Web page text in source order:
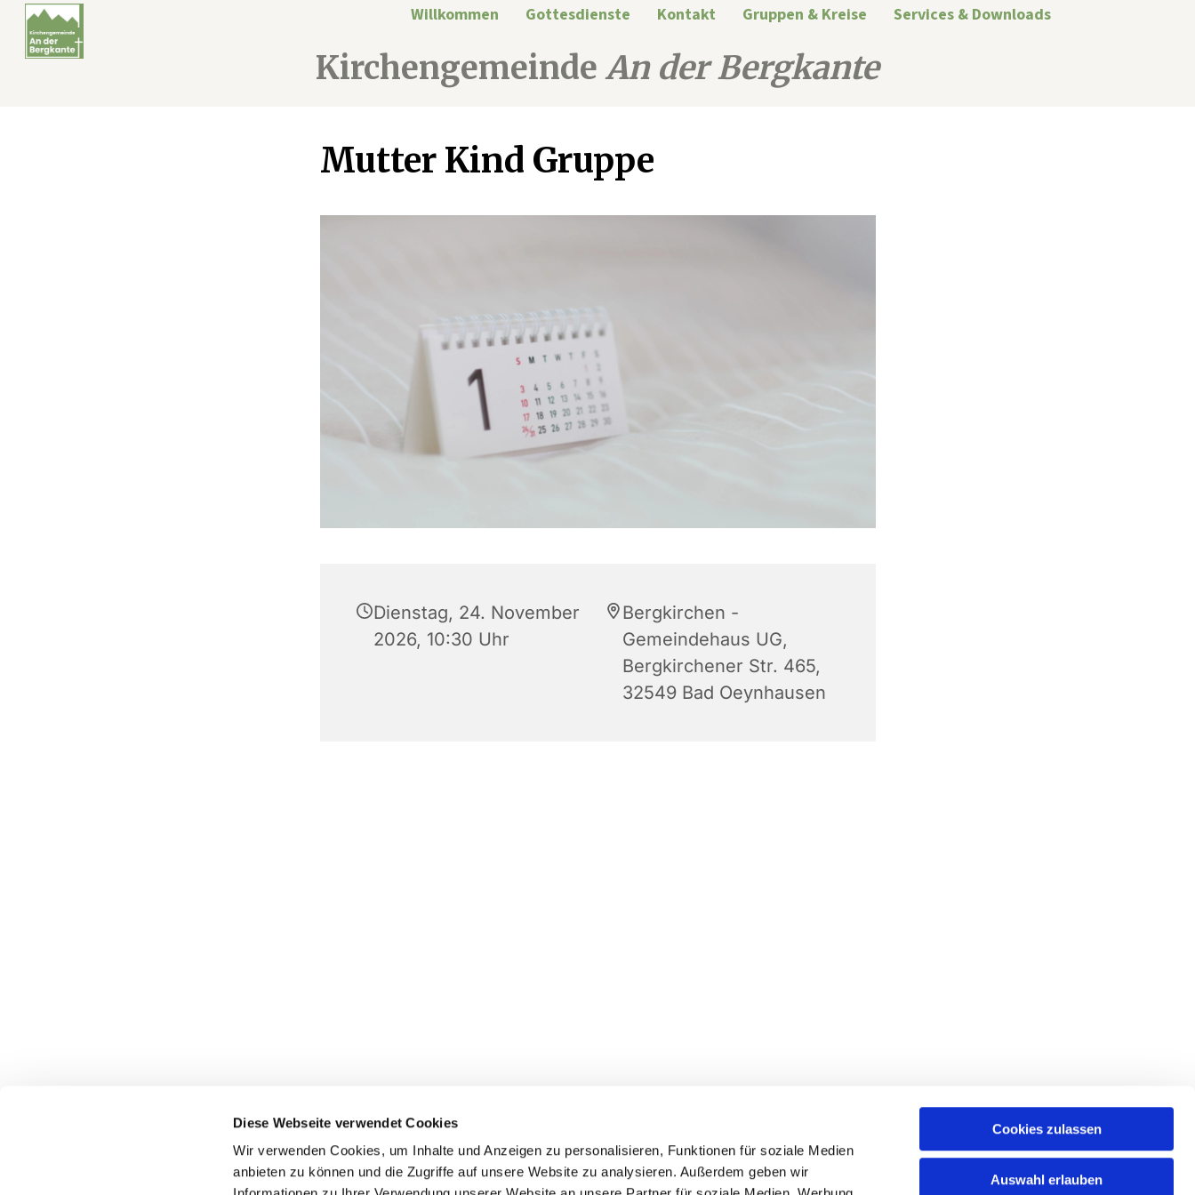
Diese Webseite verwendet Cookies
Wir verwenden Cookies, um Inhalte und Anzeigen zu personalisieren, Funktionen für soziale Medien
anbieten zu können und die Zugriffe auf unsere Website zu analysieren. Außerdem geben wir
Cookies zulassen
Auswahl erlauben
Willkommen Gottesdienste Kontakt Gruppen & Kreise Services & Downloads
KirchengemeindeAn der Bergkante
Mutter Kind Gruppe
Dienstag, 24. November
2026, 10:30 Uhr
Bergkirchen -
Gemeindehaus UG,
Bergkirchener Str. 465,
32549 Bad Oeynhausen
Startseite Gottesdienste Gemeindebüros Gruppen & Kreise Services & Downloads